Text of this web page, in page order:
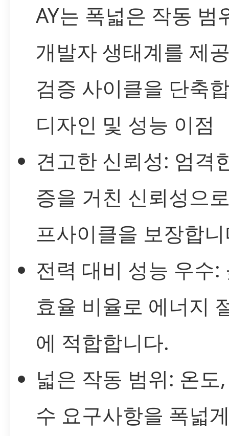
AY는 폭넓은 작동 범
개발자 생태계를 제
검증 사이클을 단축
디자인 및 성능 이점
견고한 신뢰성: 엄격
증을 거친 신뢰성으
프사이클을 보장합
전력 대비 성능 우수:
효율 비율로 에너지
에 적합합니다.
넓은 작동 범위: 온도
수 요구사항을 폭넓